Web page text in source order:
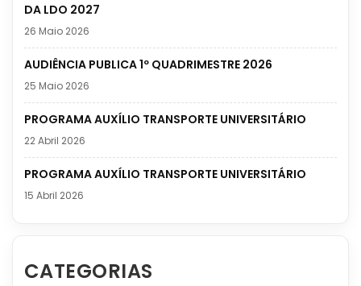
DA LDO 2027
26 Maio 2026
AUDIÊNCIA PUBLICA 1º QUADRIMESTRE 2026
25 Maio 2026
PROGRAMA AUXÍLIO TRANSPORTE UNIVERSITÁRIO
22 Abril 2026
PROGRAMA AUXÍLIO TRANSPORTE UNIVERSITÁRIO
15 Abril 2026
CATEGORIAS